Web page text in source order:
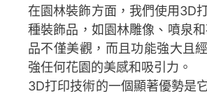
在園林裝飾方面，我們使用3D
種裝飾品，如園林雕像、噴泉
品不僅美觀，而且功能強大且
強任何花園的美感和吸引力。
3D打印技術的一個顯著優勢是